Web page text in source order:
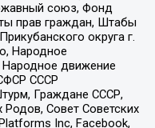
союз, Фонд
прав граждан, Штабы
округа г.
Народное
движение
СССР
Граждане СССР,
Совет Советских
Inc, Facebook,